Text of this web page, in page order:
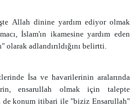
Allah dinine yardım ediyor olmak
İslam'ın ikamesine yardım eden
olarak adlandırıldığını belirtti.
İsa ve havarilerinin aralarında
ensarullah olmak için talepte
de konum itibari ile "biziz Ensarullah"